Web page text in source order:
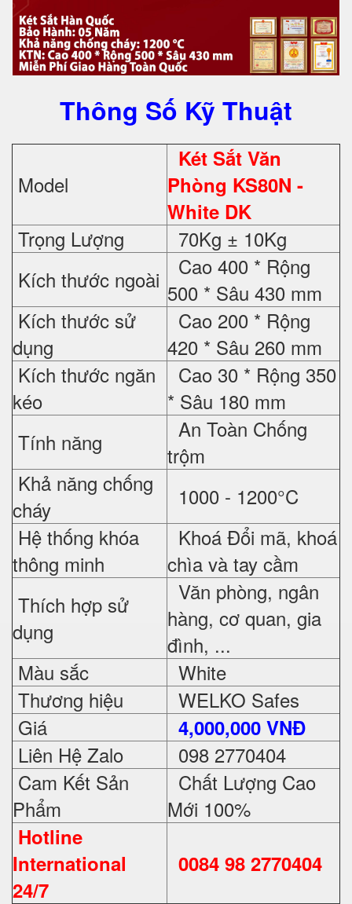
Thông Số Kỹ Thuật
Model
Két Sắt Văn
Phòng KS80N -
White DK
Trọng Lượng
70Kg ± 10Kg
Kích thước ngoài
Cao 400 * Rộng
500 * Sâu 430 mm
Kích thước sử
dụng
Cao 200 * Rộng
420 * Sâu 260 mm
Kích thước ngăn
kéo
Cao 30 * Rộng 350
* Sâu 180 mm
Tính năng
An Toàn Chống
trộm
Khả năng chống
cháy
1000 - 1200°C
Hệ thống khóa
thông minh
Khoá Đổi mã, khoá
chìa và tay cầm
Thích hợp sử
dụng
Văn phòng, ngân
hàng, cơ quan, gia
đình, ...
Màu sắc
White
Thương hiệu
WELKO Safes
Giá
4,000,000 VNĐ
Liên Hệ Zalo
098 2770404
Cam Kết Sản
Phẩm
Chất Lượng Cao
Mới 100%
Hotline
International
24/7
0084 98 2770404